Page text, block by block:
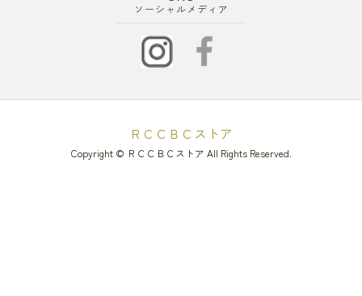
ソーシャルメディア
ＲＣＣＢＣストア
Copyright © ＲＣＣＢＣストア All Rights Reserved.